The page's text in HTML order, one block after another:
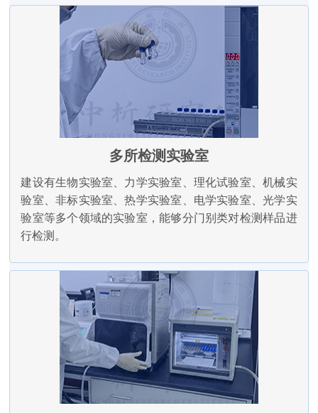
多所检测实验室
建设有生物实验室、力学实验室、理化试验室、机械实
验室、非标实验室、热学实验室、电学实验室、光学实
验室等多个领域的实验室，能够分门别类对检测样品进
行检测。